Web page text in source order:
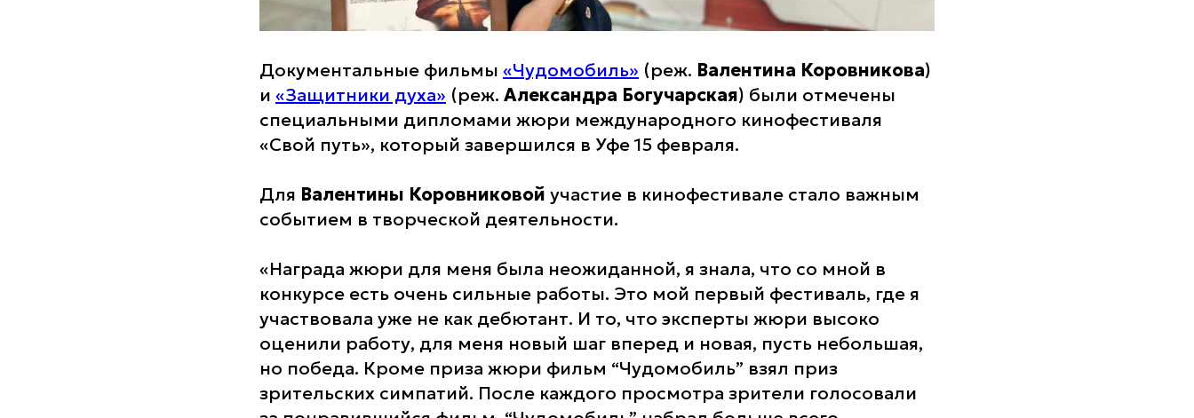
Документальные фильмы «Чудомобиль» (реж. Валентина Коровникова)
и «Защитники духа» (реж. Александра Богучарская) были отмечены
специальными дипломами жюри международного кинофестиваля
«Свой путь», который завершился в Уфе 15 февраля.
Для Валентины Коровниковой участие в кинофестивале стало важным
событием в творческой деятельности.
«Награда жюри для меня была неожиданной, я знала, что со мной в
конкурсе есть очень сильные работы. Это мой первый фестиваль, где я
участвовала уже не как дебютант. И то, что эксперты жюри высоко
оценили работу, для меня новый шаг вперед и новая, пусть небольшая,
но победа. Кроме приза жюри фильм “Чудомобиль” взял приз
зрительских симпатий. После каждого просмотра зрители голосовали